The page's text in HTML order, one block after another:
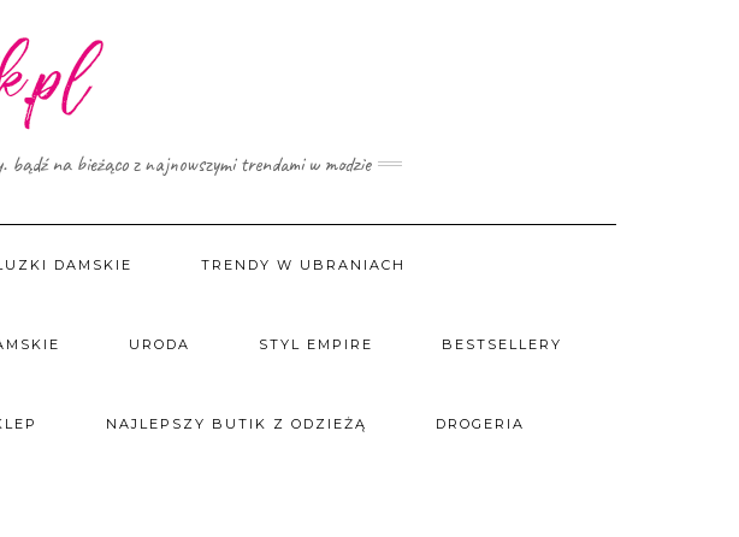
na bieżąco z najnowszymi trendami w modzie
DAMSKIE TRENDY W UBRANIACH
URODA STYL EMPIRE BESTSELLERY
NAJLEPSZY BUTIK Z ODZIEŻĄ DROGERIA